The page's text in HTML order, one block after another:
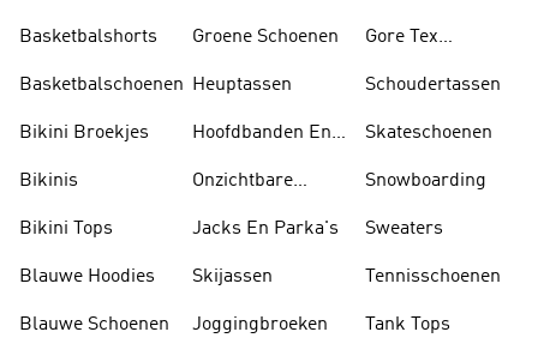
Basketbalshorts
Basketbalschoenen
Bikini Broekjes
Bikinis
Bikini Tops
Blauwe Hoodies
Blauwe Schoenen
Groene Schoenen
Heuptassen
Hoofdbanden En
Onzichtbare
Jacks En Parka's
Skijassen
Joggingbroeken
Gore Tex
Schoudertassen
Skateschoenen
Snowboarding
Sweaters
Tennisschoenen
Tank Tops